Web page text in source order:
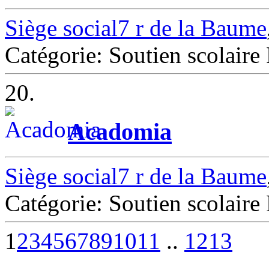
Siège social7 r de la Baume
Catégorie: Soutien scolaire
20.
Acadomia
Siège social7 r de la Baume
Catégorie: Soutien scolaire
1234567891011 .. 1213